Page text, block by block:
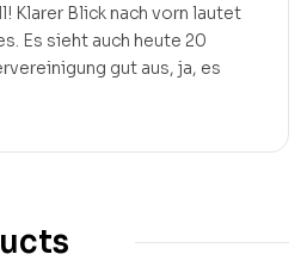
Klarer Blick nach vorn lautet
Es sieht auch heute 20
gut aus, ja, es